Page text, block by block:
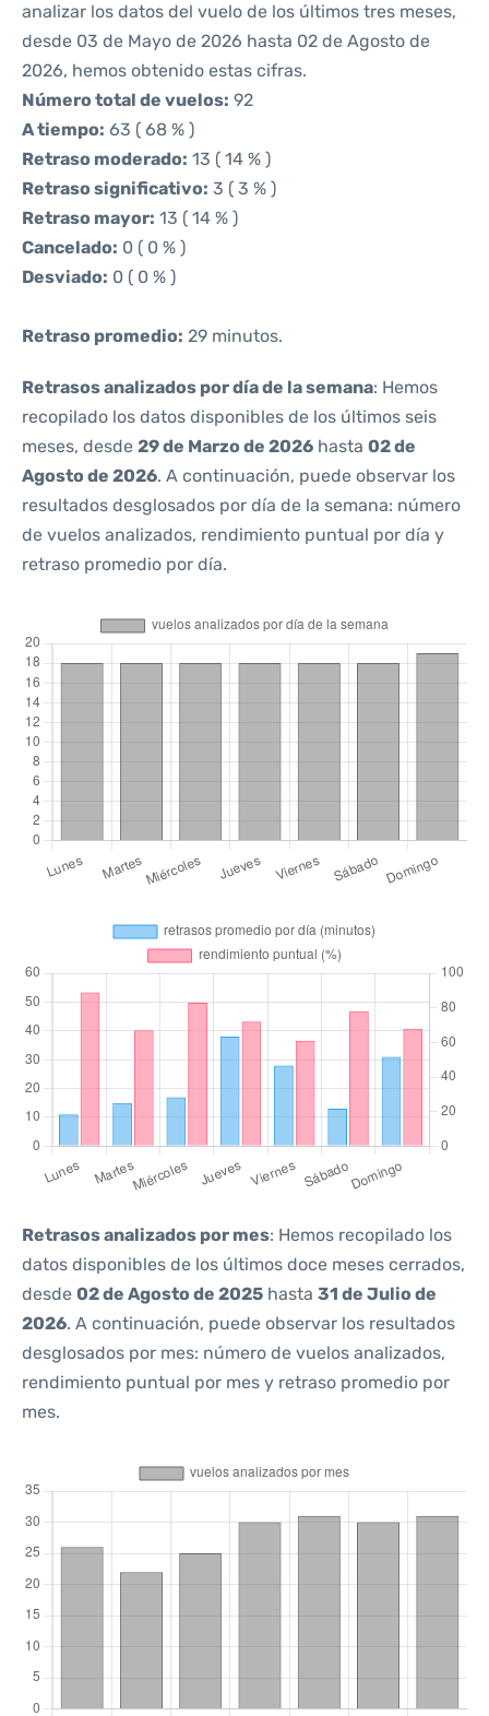
analizar los datos del vuelo de los últimos tres meses,
desde 03 de Mayo de 2026 hasta 02 de Agosto de
2026, hemos obtenido estas cifras.
Número total de vuelos: 92
A tiempo: 63 ( 68 % )
Retraso moderado: 13 ( 14 % )
Retraso significativo: 3 ( 3 % )
Retraso mayor: 13 ( 14 % )
Cancelado: 0 ( 0 % )
Desviado: 0 ( 0 % )
Retraso promedio: 29 minutos.
Retrasos analizados por día de la semana: Hemos
recopilado los datos disponibles de los últimos seis
meses, desde 29 de Marzo de 2026 hasta 02 de
Agosto de 2026. A continuación, puede observar los
resultados desglosados por día de la semana: número
de vuelos analizados, rendimiento puntual por día y
retraso promedio por día.
Retrasos analizados por mes: Hemos recopilado los
datos disponibles de los últimos doce meses cerrados,
desde 02 de Agosto de 2025 hasta 31 de Julio de
2026. A continuación, puede observar los resultados
desglosados por mes: número de vuelos analizados,
rendimiento puntual por mes y retraso promedio por
mes.